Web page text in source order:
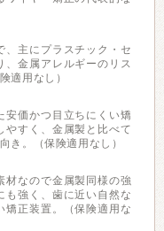
主にプラスチック・セ
、金属アレルギーのリス
適用なし）
価かつ目立ちにくい矯
やすく、金属製と比べて
き。（保険適用なし）
なので金属製同様の強
も強く、歯に近い自然な
正装置。（保険適用な